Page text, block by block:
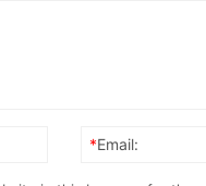
*Email: